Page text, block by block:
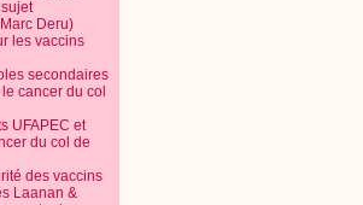
Deru)
les vaccins
secondaires
cancer du col
UFAPEC et
du col de
des vaccins
Laanan &